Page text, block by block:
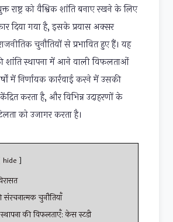
राष्ट्र को वैश्विक शांति बनाए रखने के लिए
दिया गया है, इसके प्रयास अक्सर
चुनौतियों से प्रभावित हुए हैं। यह
शांति स्थापना में आने वाली विफलताओं
में निर्णायक कार्रवाई करने में उसकी
करता है, और विभिन्न उदाहरणों के
को उजागर करता है।
hide
संरचनात्मक चुनौतियाँ
स्थापना की विफलताएँ: केस स्टडी